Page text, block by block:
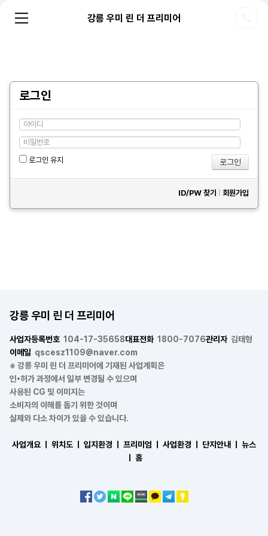
강릉 우미 린 더 프리미어
로그인
로그인 유지
ID/PW 찾기 회원가입
강릉 우미 린 더 프리미어
사업자등록번호 104-17-35658대표전화 1800-7076관리자 김태형
이메일 qscesz1109@naver.com
※ 강릉 우미 린 더 프리미어에 기재된 사업계획은
인•허가 과정에서 일부 변경될 수 있으며
사용된 CG 및 이미지는
소비자의 이해를 돕기 위한 것이며
실제와 다소 차이가 있을 수 있습니다.
사업개요 ㅣ 위치도 ㅣ 입지환경 ㅣ 프리미엄 ㅣ 사업환경 ㅣ 단지안내 ㅣ
뉴스
홈